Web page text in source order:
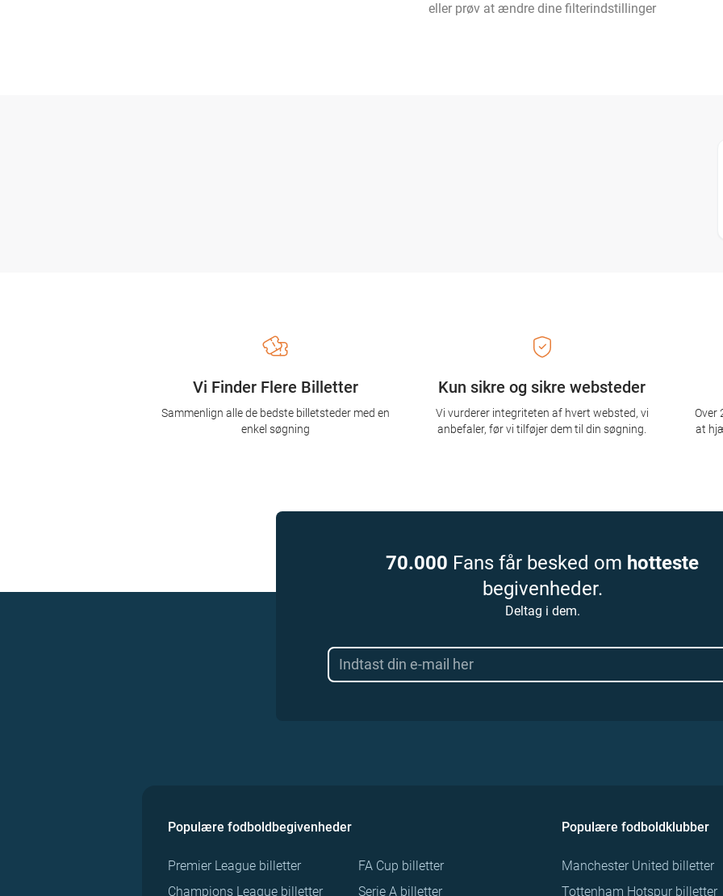
eller prøv at ændre dine filterindstillinger
Kun sikre og sikre websteder
Vi vurderer integriteten af ​​hvert websted, vi
anbefaler, før vi tilføjer dem til din søgning.
Vi Finder Flere Billetter
Sammenlign alle de bedste billetsteder med en
enkel søgning
Over
at
70.000 Fans får besked om hotteste
begivenheder.
Deltag i dem.
Populære fodboldbegivenheder
Premier League billetter
Champions League billetter
FA Cup billetter
Serie A billetter
Populære fodboldklubber
Manchester United billetter
Tottenham Hotspur billetter